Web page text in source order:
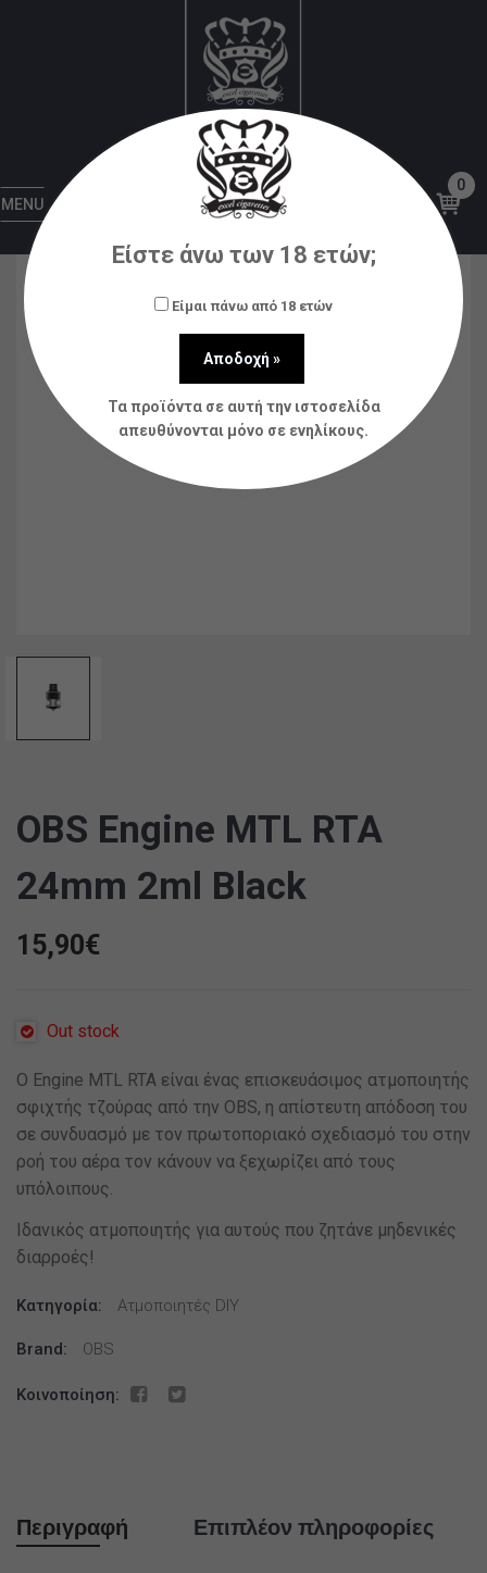
MENU
0
Πρώτες Ύλες Ατμοποιητές DIY
Engine MTL RTA 24mm 2ml Black
OBS Engine MTL RTA
24mm 2ml Black
15,90€
Out stock
Ο Engine MTL RTA είναι ένας επισκευάσιμος ατμοποιητής
σφιχτής τζούρας από την OBS, η απίστευτη απόδοση του
σε συνδυασμό με τον πρωτοποριακό σχεδιασμό του στην
ροή του αέρα τον κάνουν να ξεχωρίζει από τους
υπόλοιπους.
Ιδανικός ατμοποιητής για αυτούς που ζητάνε μηδενικές
διαρροές!
Κατηγορία: Ατμοποιητές DIY
Brand: OBS
Κοινοποίηση:
Περιγραφή Επιπλέον πληροφορίες
Είστε άνω των 18 ετών;
Είμαι πάνω από 18 ετών
Τα προϊόντα σε αυτή την ιστοσελίδα
απευθύνονται μόνο σε ενηλίκους.